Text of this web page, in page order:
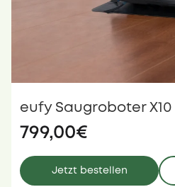
eufy Saugroboter X10
799,00€
Jetzt bestellen